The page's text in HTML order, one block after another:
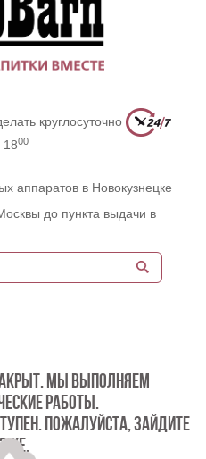
круглосуточно
1800
аппаратов в Новокузнецке
до пункта выдачи в
МЫ ВЫПОЛНЯЕМ
РАБОТЫ.
ПОЖАЛУЙСТА, ЗАЙДИТЕ